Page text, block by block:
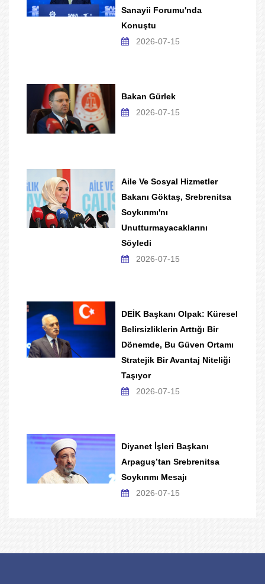
Sanayii Forumu'nda
Konuştu
2026-07-15
Bakan Gürlek
2026-07-15
Aile Ve Sosyal Hizmetler
Bakanı Göktaş, Srebrenitsa
Soykırımı'nı
Unutturmayacaklarını
Söyledi
2026-07-15
DEİK Başkanı Olpak: Küresel
Belirsizliklerin Arttığı Bir
Dönemde, Bu Güven Ortamı
Stratejik Bir Avantaj Niteliği
Taşıyor
2026-07-15
Diyanet İşleri Başkanı
Arpaguş’tan Srebrenitsa
Soykırımı Mesajı
2026-07-15